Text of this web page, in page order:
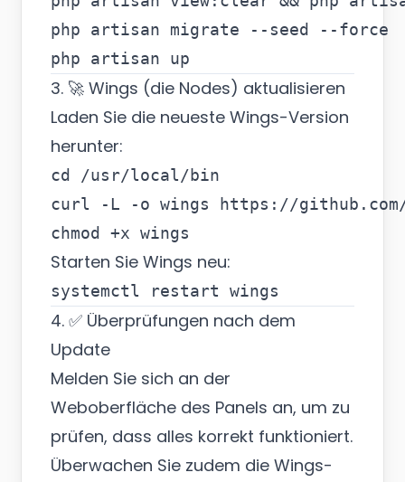
php artisan migrate --seed --force
3. 🚀 Wings (die Nodes) aktualisieren
Laden Sie die neueste Wings-Version
herunter:
cd /usr/local/bin
curl -L -o wings https://github.com/
Starten Sie Wings neu:
4. ✅ Überprüfungen nach dem
Update
Melden Sie sich an der
Weboberfläche des Panels an, um zu
prüfen, dass alles korrekt funktioniert.
Überwachen Sie zudem die Wings-